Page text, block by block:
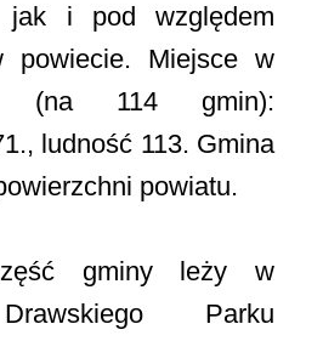
jak i pod względem
powiecie. Miejsce w
(na 114 gmin):
ludność 113. Gmina
powiatu.
gminy leży w
Parku